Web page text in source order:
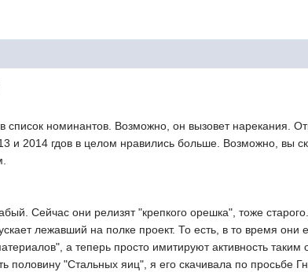
список номинантов. Возможно, он вызовет нарекания.
и 2014 гдов в целом нравились больше. Возможно, вы
Сейчас они релизят "крепкого орешка", тоже
лежавший на полке проект. То есть, в то время они
а теперь просто имитируют активность
половину "Стальных яиц", я его скачивала по просьбе